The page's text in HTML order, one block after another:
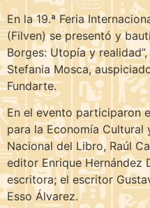
En la 19.ª Feria
(Filven) se presentó y
Borges: Utopía y
Stefania Mosca,
Fundarte.
En el evento participaron
para la Economía
Nacional del Libro, Raúl
editor Enrique Hernández
escritora; el escritor
Esso Álvarez.